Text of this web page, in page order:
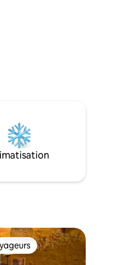
les plus appréciés